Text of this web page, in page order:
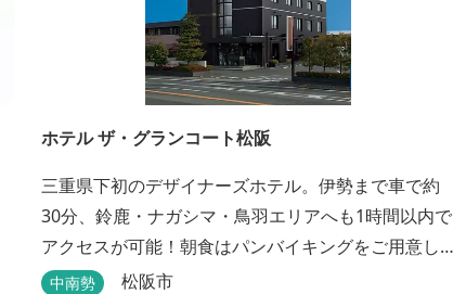
ホテル ザ・グランコート松阪
三重県下初のデザイナーズホテル。伊勢まで車で約
30分、鈴鹿・ナガシマ・鳥羽エリアへも1時間以内で
アクセスが可能！朝食はパンバイキングをご用意し
ております。ビジネスに、観光に、洗練された空間
中南勢 松阪市